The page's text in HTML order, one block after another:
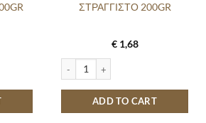
2% 200GR quantity
ΣΤΡΑΓΓΙΣΤΟ 200GR
€1,68
ΓΙΑΟΥΡΤΙ ΑΠΛΩΣ ΣΤΡΑΓΓΙΣΤΟ
ADD TO CART
- ΜΠΑΝΑΝΑ 2Χ140GR quantity